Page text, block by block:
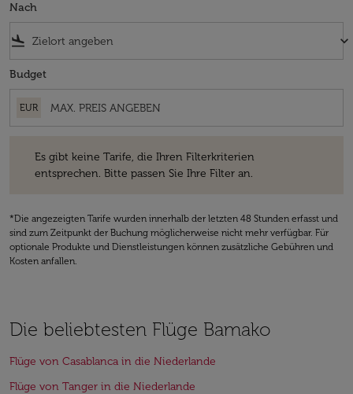
Nach
flight_land keyboard_arrow_down
Budget
EUR
Es gibt keine Tarife, die Ihren Filterkriterien
entsprechen. Bitte passen Sie Ihre Filter an.
*Die angezeigten Tarife wurden innerhalb der letzten 48 Stunden erfasst und
sind zum Zeitpunkt der Buchung möglicherweise nicht mehr verfügbar. Für
optionale Produkte und Dienstleistungen können zusätzliche Gebühren und
Kosten anfallen.
Die beliebtesten Flüge Bamako
Flüge von Casablanca in die Niederlande
Flüge von Tanger in die Niederlande